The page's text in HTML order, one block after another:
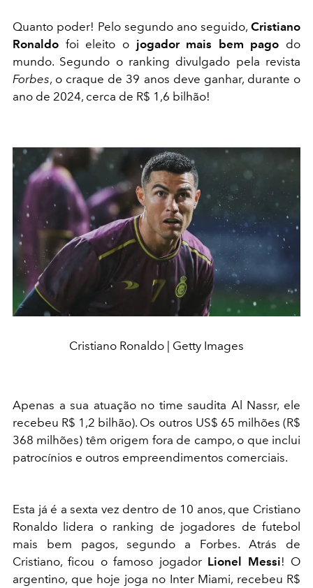
Quanto poder! Pelo segundo ano seguido, Cristiano
Ronaldo foi eleito o jogador mais bem pago do
mundo. Segundo o ranking divulgado pela revista
Forbes, o craque de 39 anos deve ganhar, durante o
ano de 2024, cerca de R$ 1,6 bilhão!
Cristiano Ronaldo | Getty Images
Apenas a sua atuação no time saudita Al Nassr, ele
recebeu R$ 1,2 bilhão). Os outros US$ 65 milhões (R$
368 milhões) têm origem fora de campo, o que inclui
patrocínios e outros empreendimentos comerciais.
Esta já é a sexta vez dentro de 10 anos, que Cristiano
Ronaldo lidera o ranking de jogadores de futebol
mais bem pagos, segundo a Forbes. Atrás de
Cristiano, ficou o famoso jogador Lionel Messi! O
argentino, que hoje joga no Inter Miami, recebeu R$